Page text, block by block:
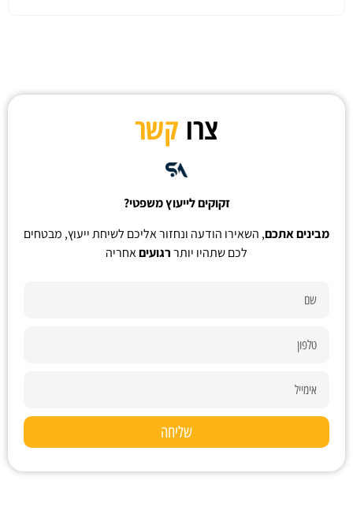
צרו קשר
זקוקים לייעוץ משפטי?
מבינים אתכם, השאירו הודעה ונחזור אליכם לשיחת ייעוץ, מבטחים
לכם שתהיו יותררגועיםאחריה
שליחה